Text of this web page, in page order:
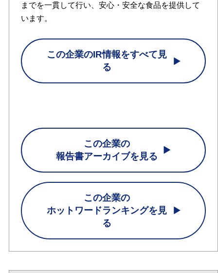
までを一貫して行い、安心・安全な食品を提供して
います。
この企業のIR情報をすべて見
る
この企業の
報告書アーカイブを見る
この企業の
ホットワードランキングを見
る